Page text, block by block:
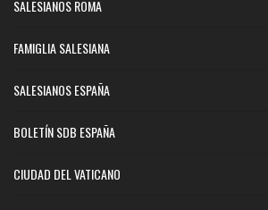
SALESIANOS ROMA
FAMIGLIA SALESIANA
SALESIANOS ESPAÑA
BOLETÍN SDB ESPAÑA
CIUDAD DEL VATICANO